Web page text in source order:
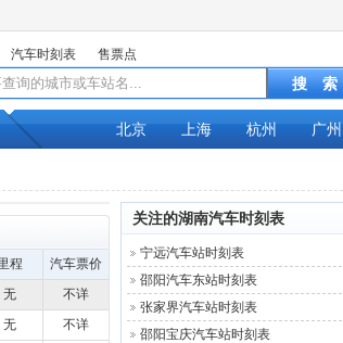
汽车时刻表 售票点
北京 上海 杭州 广州
程
汽车票价
无
不详
无
不详
关注的湖南汽车时刻表
宁远汽车站时刻表
邵阳汽车东站时刻表
张家界汽车站时刻表
邵阳宝庆汽车站时刻表